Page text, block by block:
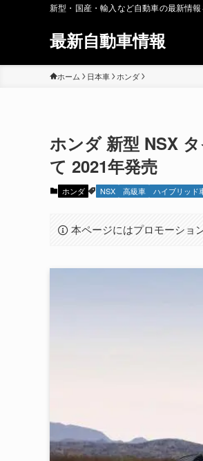
新型・国産・輸入など自動車の最新情
最新自動車情報
ホーム 日本車 ホンダ
ホンダ 新型 NSX
て 2021年発売
ホンダ NSX 高級車 ハイブリッド
本ページにはプロモーショ